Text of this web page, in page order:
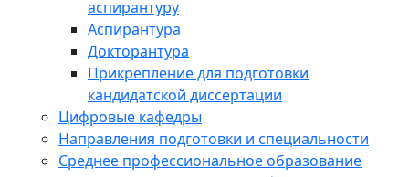
аспирантуру
Аспирантура
Докторантура
Прикрепление для подготовки
кандидатской диссертации
Цифровые кафедры
Направления подготовки и специальности
Среднее профессиональное образование